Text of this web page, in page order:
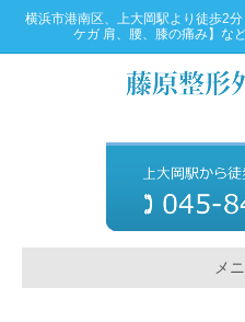
横浜市港南区、上大岡駅より徒歩2
ケガ 肩、腰、膝の痛み】な
メ